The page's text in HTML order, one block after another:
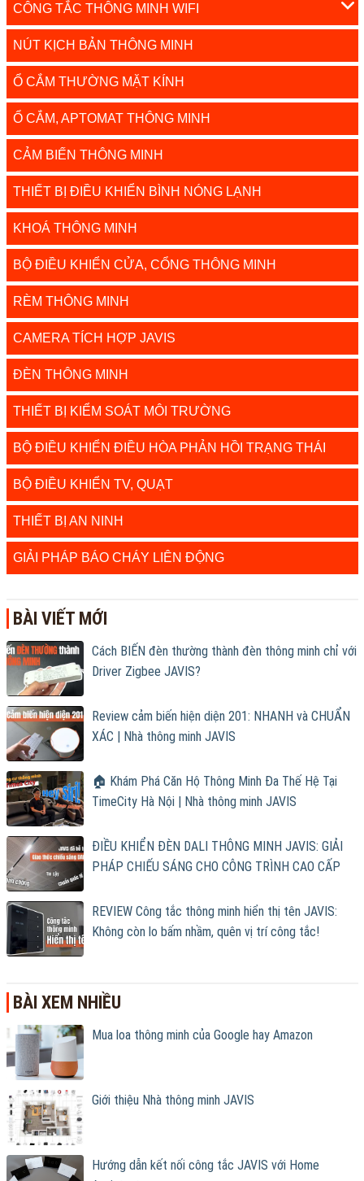
CÔNG TẮC THÔNG MINH WIFI
NÚT KỊCH BẢN THÔNG MINH
Ổ CẮM THƯỜNG MẶT KÍNH
Ổ CẮM, APTOMAT THÔNG MINH
CẢM BIẾN THÔNG MINH
THIẾT BỊ ĐIỀU KHIỂN BÌNH NÓNG LẠNH
KHOÁ THÔNG MINH
BỘ ĐIỀU KHIỂN CỬA, CỔNG THÔNG MINH
RÈM THÔNG MINH
CAMERA TÍCH HỢP JAVIS
ĐÈN THÔNG MINH
THIẾT BỊ KIỂM SOÁT MÔI TRƯỜNG
BỘ ĐIỀU KHIỂN ĐIỀU HÒA PHẢN HỒI TRẠNG THÁI
BỘ ĐIỀU KHIỂN TV, QUẠT
THIẾT BỊ AN NINH
GIẢI PHÁP BÁO CHÁY LIÊN ĐỘNG
BÀI VIẾT MỚI
Cách BIẾN đèn thường thành đèn thông minh chỉ với
Driver Zigbee JAVIS?
Review cảm biến hiện diện 201: NHANH và CHUẨN
XÁC | Nhà thông minh JAVIS
🏠 Khám Phá Căn Hộ Thông Minh Đa Thế Hệ Tại
TimeCity Hà Nội | Nhà thông minh JAVIS
ĐIỀU KHIỂN ĐÈN DALI THÔNG MINH JAVIS: GIẢI
PHÁP CHIẾU SÁNG CHO CÔNG TRÌNH CAO CẤP
REVIEW Công tắc thông minh hiển thị tên JAVIS:
Không còn lo bấm nhầm, quên vị trí công tắc!
BÀI XEM NHIỀU
Mua loa thông minh của Google hay Amazon
Giới thiệu Nhà thông minh JAVIS
Hướng dẫn kết nối công tắc JAVIS với Home